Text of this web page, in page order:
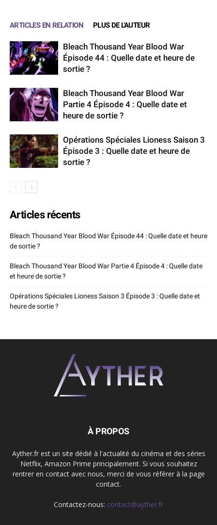
ARTICLES EN RELATION PLUS DE L'AUTEUR
Bleach Thousand Year Blood War
Épisode 44 : Quelle date et heure de
sortie ?
Bleach Thousand Year Blood War
Partie 4 Épisode 4 : Quelle date et
heure de sortie ?
Opérations Spéciales Lioness Saison 3
Épisode 3 : Quelle date et heure de
sortie ?
Articles récents
Bleach Thousand Year Blood War Épisode 44 : Quelle date et heure
de sortie ?
Bleach Thousand Year Blood War Partie 4 Épisode 4 : Quelle date
et heure de sortie ?
Opérations Spéciales Lioness Saison 3 Épisode 3 : Quelle date et
heure de sortie ?
À PROPOS
Ayther.fr est un site dédié à l'actualité du cinéma et des séries
Netflix, Amazon Prime principalement. Si vous souhaitez
rentrer en contact avec nous, merci de vous référer à la page
contact.
Contactez-nous: contact@ayther.fr